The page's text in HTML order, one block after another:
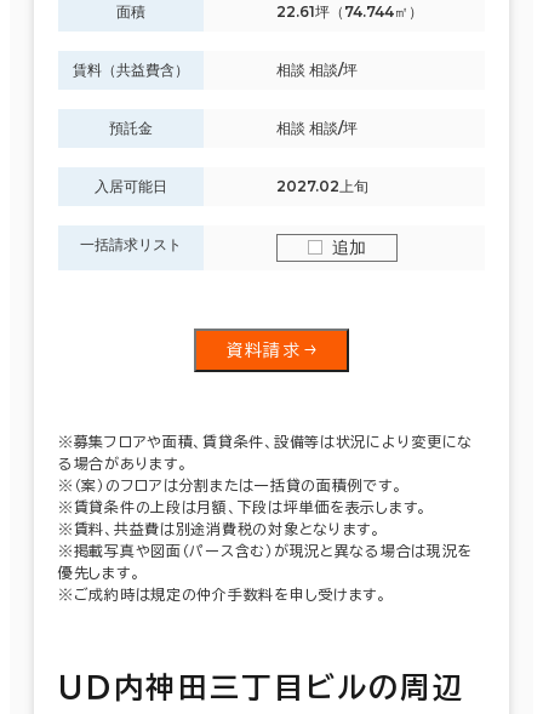
面積 22.61坪（74.744㎡）
賃料（共益費含） 相談 相談/坪
預託金 相談 相談/坪
入居可能日 2027.02上旬
一括請求リスト 追加
資料請求
※募集フロアや面積、賃貸条件、設備等は状況により変更にな
る場合があります。
※（案）のフロアは分割または一括貸の面積例です。
※賃貸条件の上段は月額、下段は坪単価を表示します。
※賃料、共益費は別途消費税の対象となります。
※掲載写真や図面（パース含む）が現況と異なる場合は現況を
優先します。
※ご成約時は規定の仲介手数料を申し受けます。
ＵＤ内神田三丁目ビルの周辺